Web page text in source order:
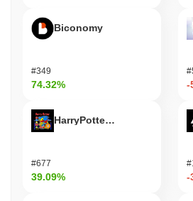
Biconomy
#349
74.32%
#677
39.09%
-
-